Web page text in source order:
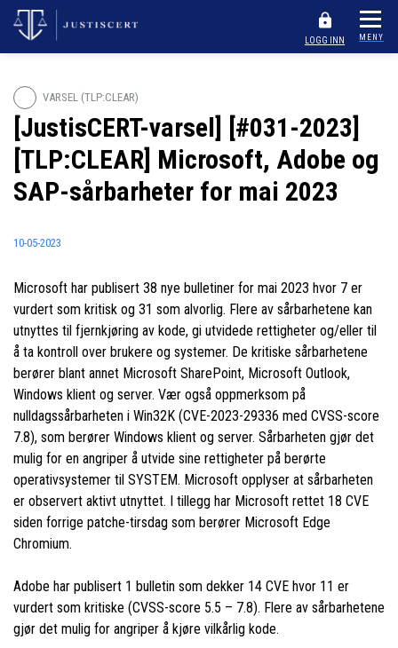
LOGG INN MENY
VARSEL (TLP:CLEAR)
[JustisCERT-varsel] [#031-2023]
[TLP:CLEAR] Microsoft, Adobe og
SAP-sårbarheter for mai 2023
10-05-2023
Microsoft har publisert 38 nye bulletiner for mai 2023 hvor 7 er
vurdert som kritisk og 31 som alvorlig. Flere av sårbarhetene kan
utnyttes til fjernkjøring av kode, gi utvidede rettigheter og/eller til
å ta kontroll over brukere og systemer. De kritiske sårbarhetene
berører blant annet Microsoft SharePoint, Microsoft Outlook,
Windows klient og server. Vær også oppmerksom på
nulldagssårbarheten i Win32K (CVE-2023-29336 med CVSS-score
7.8), som berører Windows klient og server. Sårbarheten gjør det
mulig for en angriper å utvide sine rettigheter på berørte
operativsystemer til SYSTEM. Microsoft opplyser at sårbarheten
er observert aktivt utnyttet. I tillegg har Microsoft rettet 18 CVE
siden forrige patche-tirsdag som berører Microsoft Edge
Chromium.
Adobe har publisert 1 bulletin som dekker 14 CVE hvor 11 er
vurdert som kritiske (CVSS-score 5.5 – 7.8). Flere av sårbarhetene
gjør det mulig for angriper å kjøre vilkårlig kode.